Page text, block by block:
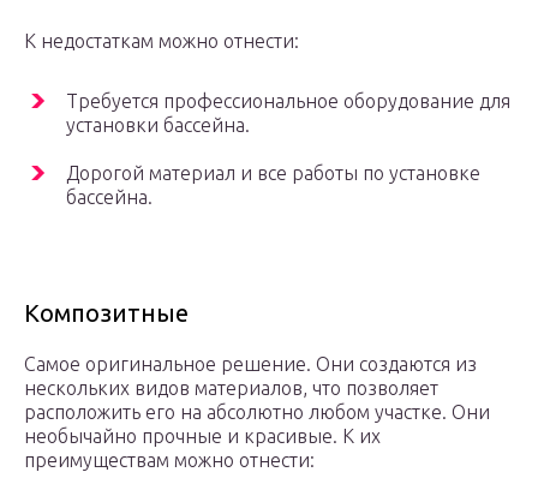
К недостаткам можно отнести:
Требуется профессиональное оборудование для
установки бассейна.
Дорогой материал и все работы по установке
бассейна.
Композитные
Самое оригинальное решение. Они создаются из
нескольких видов материалов, что позволяет
расположить его на абсолютно любом участке. Они
необычайно прочные и красивые. К их
преимуществам можно отнести: